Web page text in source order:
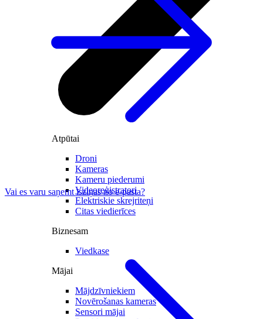
Atpūtai
Droni
Kameras
Kameru piederumi
Videoreģistratori
Elektriskie skrejriteņi
Citas viedierīces
Biznesam
Viedkase
Mājai
Mājdzīvniekiem
Novērošanas kameras
Sensori mājai
Vai es varu saņemt īsziņas no e-pasta?